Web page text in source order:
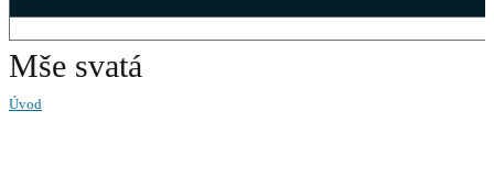
Mše svatá
Úvod